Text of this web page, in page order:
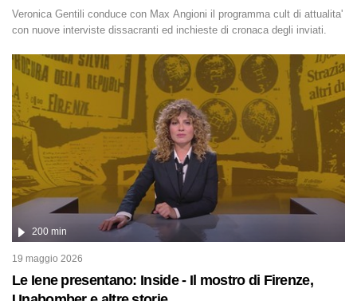
Veronica Gentili conduce con Max Angioni il programma cult di attualita'
con nuove interviste dissacranti ed inchieste di cronaca degli inviati.
Le Iene presentano: Inside - Il mostro di Firenze,
200 min
19 maggio 2026